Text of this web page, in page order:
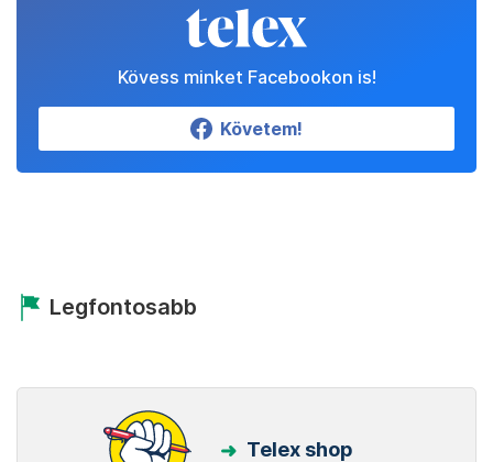
Kövess minket Facebookon is!
Követem!
Legfontosabb
Telex shop